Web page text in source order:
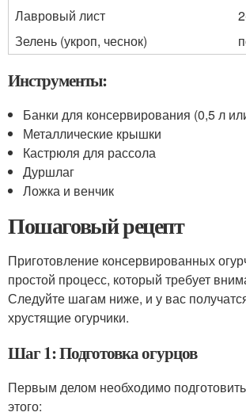
Лавровый лист
Зелень (укроп, чеснок)
Инструменты:
Банки для консервирования (0,5 л
Металлические крышки
Кастрюля для рассола
Дуршлаг
Ложка и венчик
Пошаговый рецепт
Приготовление консервированных
простой процесс, который требует
Следуйте шагам ниже, и у вас
хрустящие огурчики.
Шаг 1: Подготовка огурцов
Первым делом необходимо
этого: